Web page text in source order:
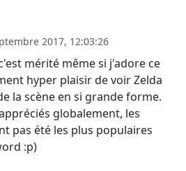
2017, 12:03:26
mérité même si j'adore ce
hyper plaisir de voir Zelda
la scène en si grande forme.
globalement, les
pas été les plus populaires
:p)